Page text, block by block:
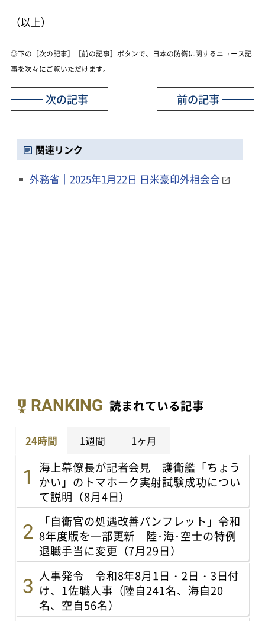
（以上）
◎下の［次の記事］［前の記事］ボタンで、日本の防衛に関するニュース記
事を次々にご覧いただけます。
前の記事
次の記事
関連リンク
外務省｜2025年1月22日 日米豪印外相会合
RANKING 読まれている記事
24時間 1週間 1ヶ月
海上幕僚長が記者会見 護衛艦「ちょう
かい」のトマホーク実射試験成功につい
て説明（8月4日）
「自衛官の処遇改善パンフレット」令和
8年度版を一部更新 陸･海･空士の特例
退職手当に変更（7月29日）
人事発令 令和8年8月1日・2日・3日付
け、1佐職人事（陸自241名、海自20
名、空自56名）